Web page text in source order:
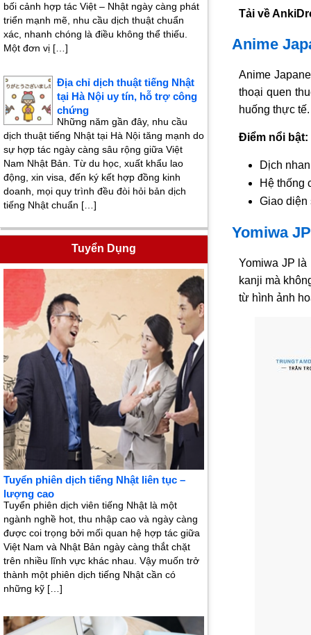
Tải về
Anime
Anime
thoại quen
huống thực tế.
Điểm nổi bật:
Dịch
Hệ thống
Giao diện
Yomiwa
Yomiwa JP
kanji mà
từ hình ảnh
bối cảnh hợp tác Việt – Nhật ngày càng phát
triển mạnh mẽ, nhu cầu dịch thuật chuẩn
xác, nhanh chóng là điều không thể thiếu.
Một đơn vị […]
Địa chỉ dịch thuật tiếng Nhật
tại Hà Nội uy tín, hỗ trợ công
chứng
Những năm gần đây, nhu cầu
dịch thuật tiếng Nhật tại Hà Nội tăng mạnh do
sự hợp tác ngày càng sâu rộng giữa Việt
Nam Nhật Bản. Từ du học, xuất khẩu lao
động, xin visa, đến ký kết hợp đồng kinh
doanh, mọi quy trình đều đòi hỏi bản dịch
tiếng Nhật chuẩn […]
Tuyển Dụng
Tuyển phiên dịch tiếng Nhật liên tục –
lượng cao
Tuyển phiên dịch viên tiếng Nhật là một
ngành nghề hot, thu nhập cao và ngày càng
được coi trọng bởi mối quan hệ hợp tác giữa
Việt Nam và Nhật Bản ngày càng thắt chặt
trên nhiều lĩnh vực khác nhau. Vậy muốn trở
thành một phiên dịch tiếng Nhật cần có
những kỹ […]